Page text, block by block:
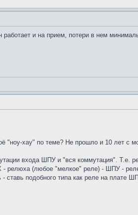
и на прием, потери в нем
хау" по теме? Не прошло и 10 лет с
входа ШПУ и "вся коммутация".
- релюха (любое "мелкое" реле) - ШПУ -
подобного типа как реле на плате